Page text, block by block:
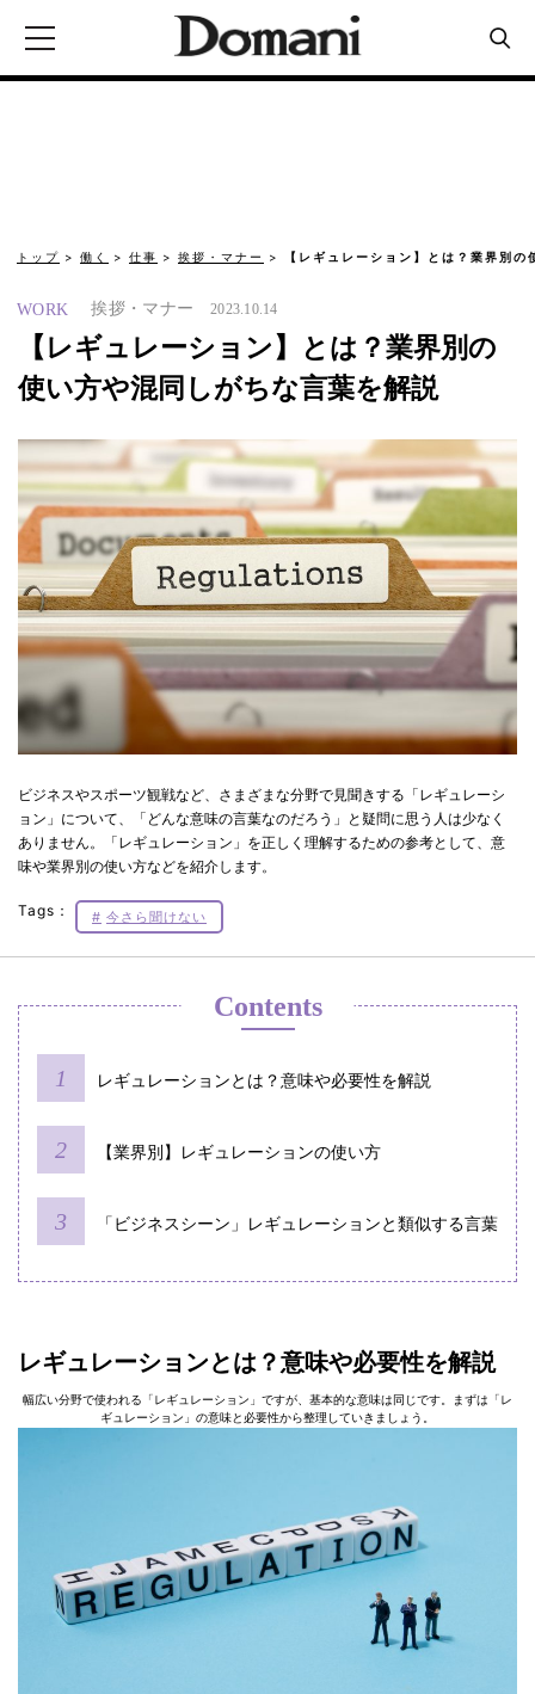
トップ 働く 仕事 挨拶・マナー 【レギュレーション】とは？業界別
WORK 挨拶・マナー 2023.10.14
【レギュレーション】とは？業界別の
使い方や混同しがちな言葉を解説
ビジネスやスポーツ観戦など、さまざまな分野で見聞きする「レギュレーシ
ョン」について、「どんな意味の言葉なのだろう」と疑問に思う人は少なく
ありません。「レギュレーション」を正しく理解するための参考として、意
味や業界別の使い方などを紹介します。
Tags： 今さら聞けない
Contents
レギュレーションとは？意味や必要性を解説
【業界別】レギュレーションの使い方
「ビジネスシーン」レギュレーションと類似する言葉
レギュレーションとは？意味や必要性を解説
幅広い分野で使われる「レギュレーション」ですが、基本的な意味は同じです。まずは「レ
ギュレーション」の意味と必要性から整理していきましょう。